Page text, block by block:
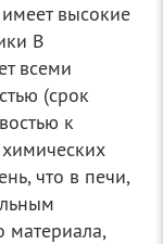
высокие
В
всеми
(срок
к
что в печи,
материала,